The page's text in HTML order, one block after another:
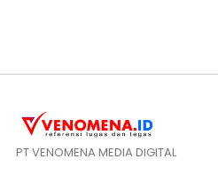
PT VENOMENA MEDIA DIGITAL